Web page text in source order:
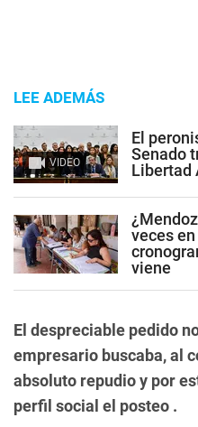
LEE ADEMÁS
VIDEO
El
Senado
Libertad
veces en
viene
El despreciable pedido
empresario buscaba, al
absoluto repudio y por
perfil social el posteo .